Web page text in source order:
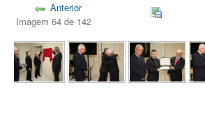
Anterior
Imagem 64 de 142